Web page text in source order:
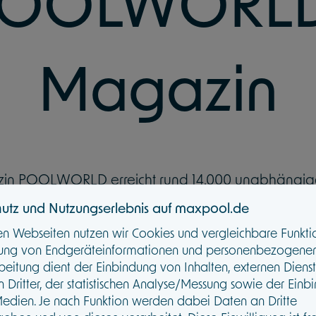
Magazin
POOLWORLD erreicht rund 14.000
und erscheint dreimal im Jahr. Jede
in Produkt- und Servicehighlights von
aktueller Branchentrends und praxisnahe
Sparten.
erhalten Sie fundierte
für Ihre Beratung – damit Sie Ihre Kunden
und Nutzungserlebnis auf maxpool.de
Webseiten nutzen wir Cookies und vergleichbare
von Endgeräteinformationen und
dient der Einbindung von Inhalten, externen
Dritter, der statistischen Analyse/Messung sowie der
Je nach Funktion werden dabei Daten an Dritte